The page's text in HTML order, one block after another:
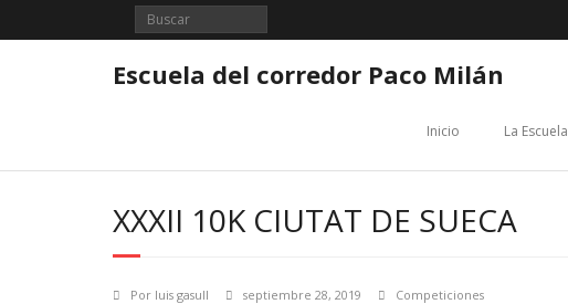
Escuela del corredor Paco Milán
Inicio La Escuela
XXXII 10K CIUTAT DE SUECA
Por luis gasull septiembre 28, 2019 Competiciones